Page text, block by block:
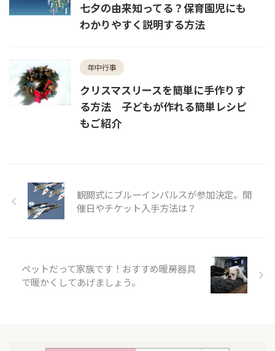
七夕の由来知ってる？保育園児にも
わかりやすく説明する方法
年中行事
クリスマスリースを簡単に手作りす
る方法 子どもが作れる簡単レシピ
もご紹介
観閲式にブルーインパルスが参加決定。開
催日やチケット入手方法は？
ペットだって家族です！おすすめ暖房器具
で暖かくしてあげましょう。